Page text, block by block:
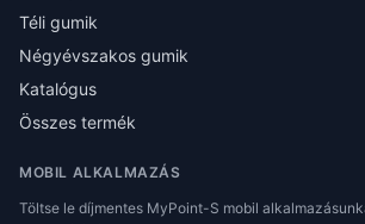
Téli gumik
Négyévszakos gumik
Katalógus
Összes termék
MOBIL ALKALMAZÁS
Töltse le díjmentes MyPoint-S mobil